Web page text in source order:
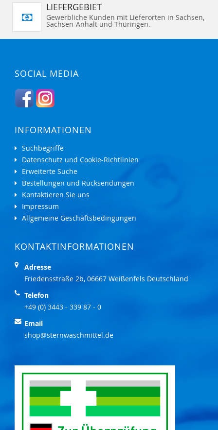
LIEFERGEBIET
Gewerbliche Kunden mit Lieferorten in Sachsen,
Sachsen-Anhalt und Thüringen.
SOCIAL MEDIA
INFORMATIONEN
Suchbegriffe
Datenschutz und Cookie-Richtlinien
Erweiterte Suche
Bestellungen und Rücksendungen
Kontaktieren Sie uns
Impressum
Allgemeine Geschäftsbedingungen
KONTAKTINFORMATIONEN
Adresse
Friedensstraße 2b, 06667 Weißenfels Deutschland
Telefon
+49 (0) 3443 - 339 87 - 0
Email
shop@sternwaschmittel.de